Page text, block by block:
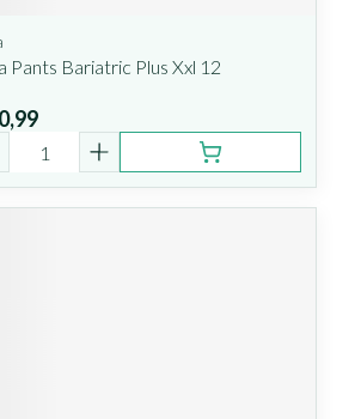
Pants Bariatric Plus Xxl 12